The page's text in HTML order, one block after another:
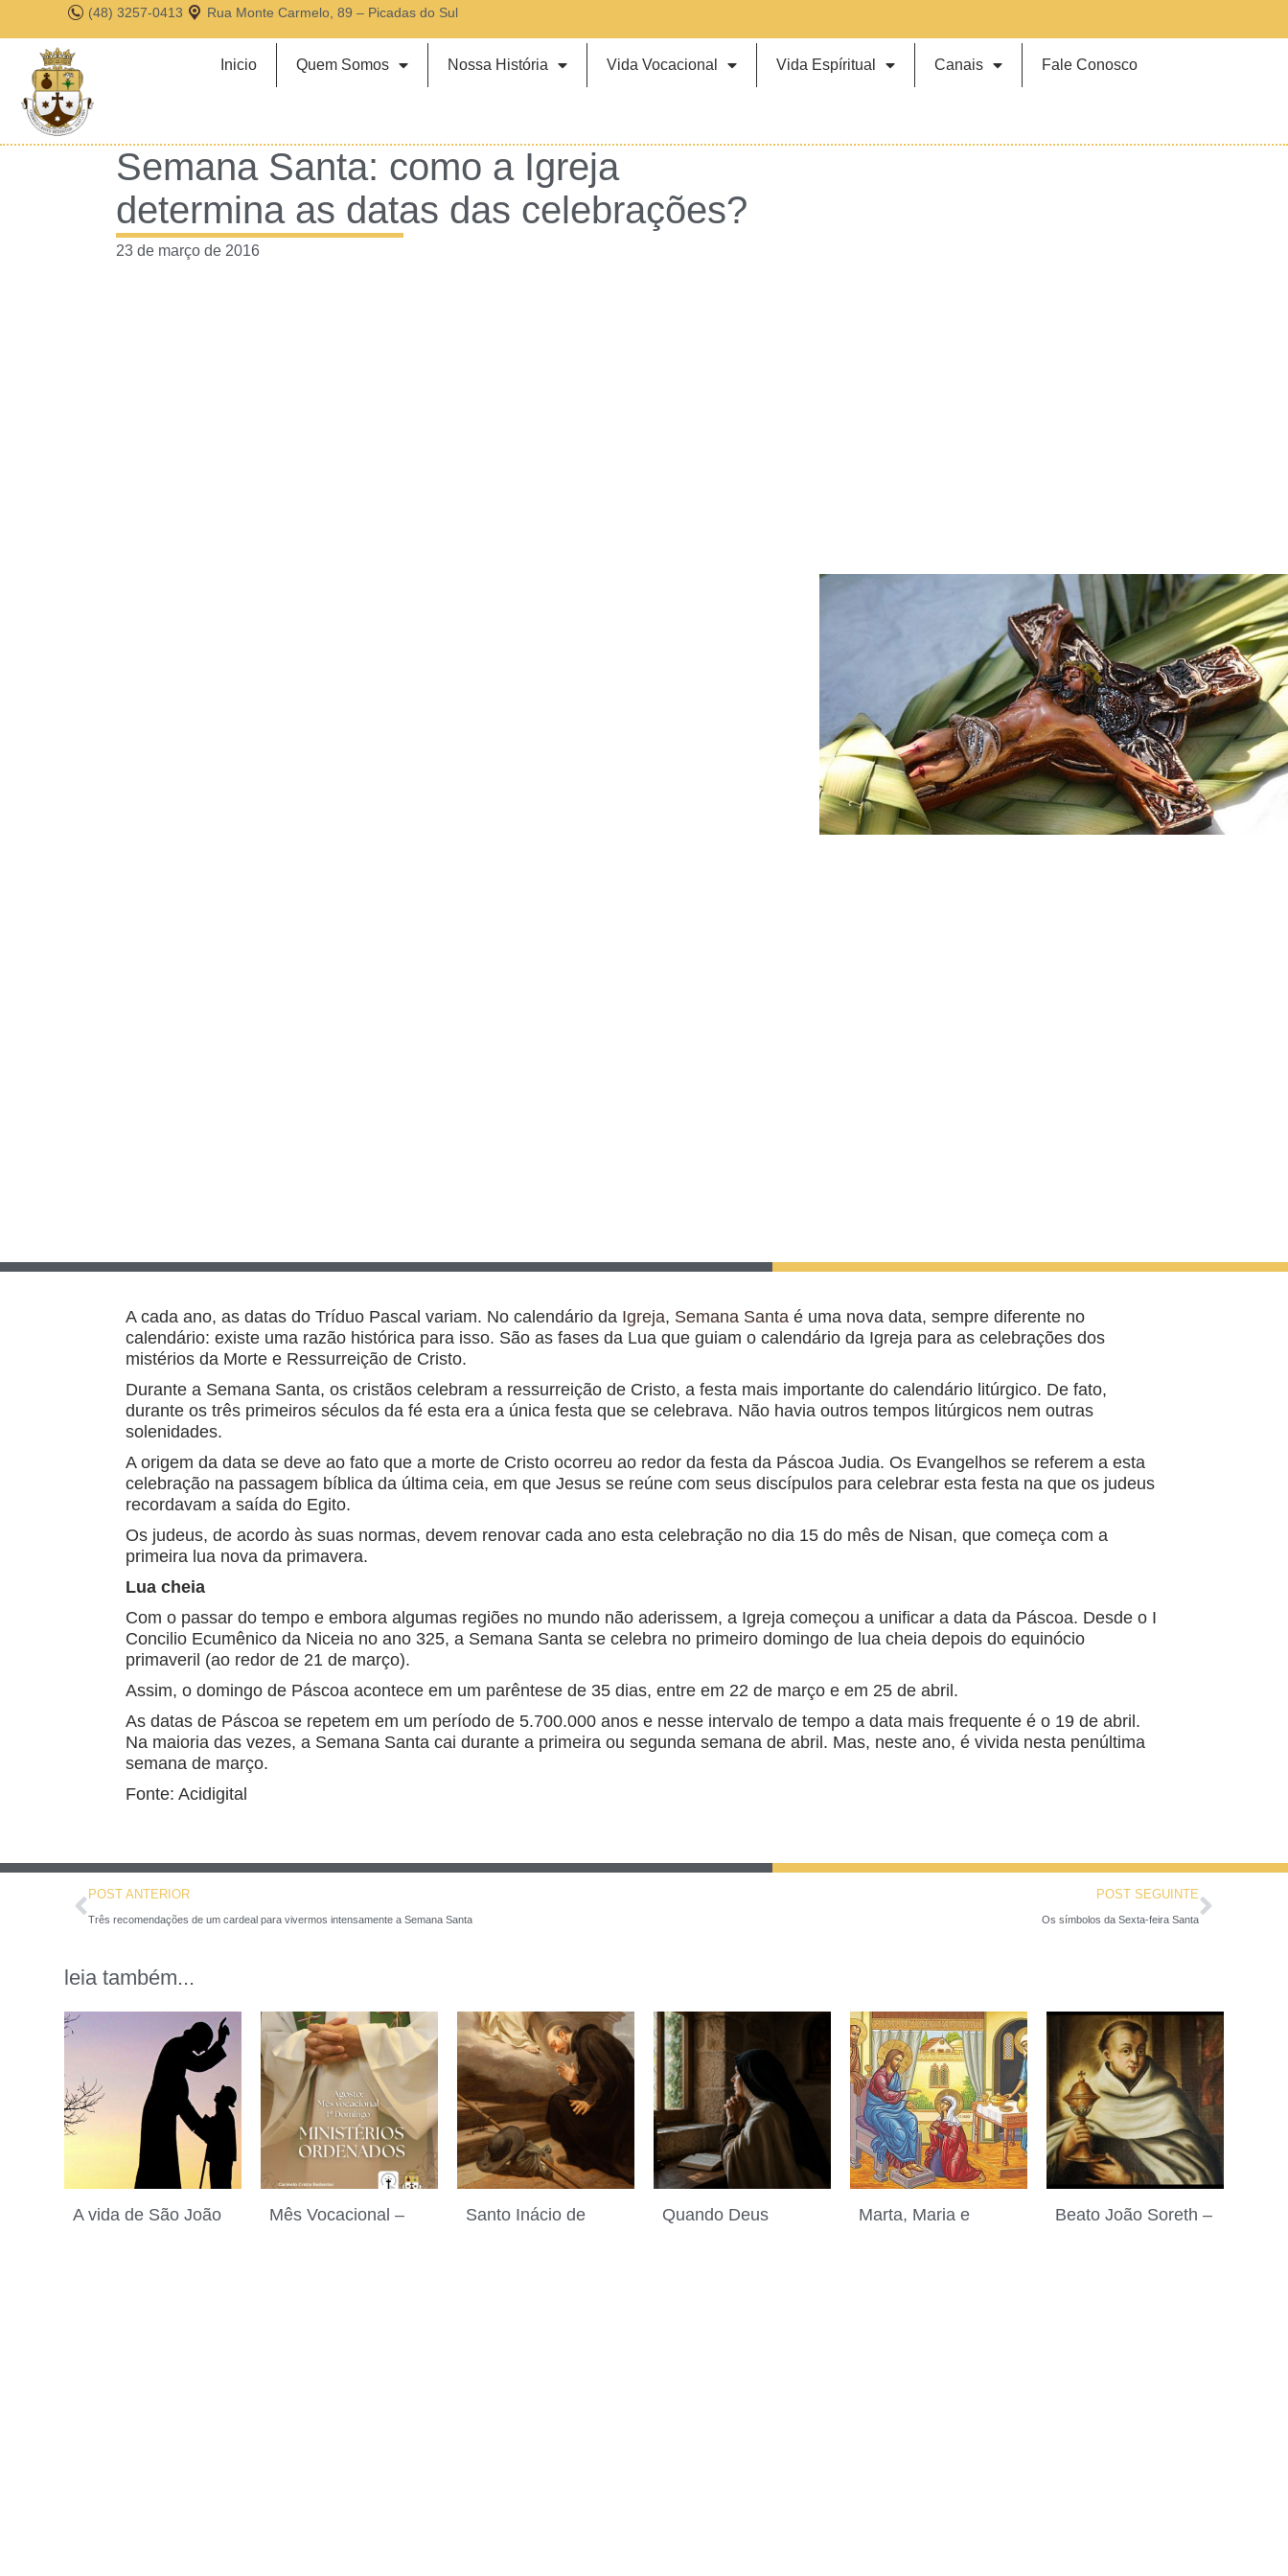
(48) 3257-0413 Rua Monte Carmelo, 89 – Picadas do Sul
Inicio Quem Somos Nossa História Vida Vocacional Vida Espíritual Canais Fale Conosco
Semana Santa: como a Igreja
determina as datas das celebrações?
23 de março de 2016
A cada ano, as datas do Tríduo Pascal variam. No calendário da Igreja, Semana Santa é uma nova data, sempre diferente no
calendário: existe uma razão histórica para isso. São as fases da Lua que guiam o calendário da Igreja para as celebrações dos
mistérios da Morte e Ressurreição de Cristo.
Durante a Semana Santa, os cristãos celebram a ressurreição de Cristo, a festa mais importante do calendário litúrgico. De fato,
durante os três primeiros séculos da fé esta era a única festa que se celebrava. Não havia outros tempos litúrgicos nem outras
solenidades.
A origem da data se deve ao fato que a morte de Cristo ocorreu ao redor da festa da Páscoa Judia. Os Evangelhos se referem a esta
celebração na passagem bíblica da última ceia, em que Jesus se reúne com seus discípulos para celebrar esta festa na que os judeus
recordavam a saída do Egito.
Os judeus, de acordo às suas normas, devem renovar cada ano esta celebração no dia 15 do mês de Nisan, que começa com a
primeira lua nova da primavera.
Lua cheia
Com o passar do tempo e embora algumas regiões no mundo não aderissem, a Igreja começou a unificar a data da Páscoa. Desde o I
Concilio Ecumênico da Niceia no ano 325, a Semana Santa se celebra no primeiro domingo de lua cheia depois do equinócio
primaveril (ao redor de 21 de março).
Assim, o domingo de Páscoa acontece em um parêntese de 35 dias, entre em 22 de março e em 25 de abril.
As datas de Páscoa se repetem em um período de 5.700.000 anos e nesse intervalo de tempo a data mais frequente é o 19 de abril.
Na maioria das vezes, a Semana Santa cai durante a primeira ou segunda semana de abril. Mas, neste ano, é vivida nesta penúltima
semana de março.
Fonte: Acidigital
POST ANTERIOR
Três recomendações de um cardeal para vivermos intensamente a Semana Santa
POST SEGUINTE
Os símbolos da Sexta-feira Santa
leia também...
A vida de São João
Mês Vocacional –
Santo Inácio de
Quando Deus
Marta, Maria e
Beato João Soreth –